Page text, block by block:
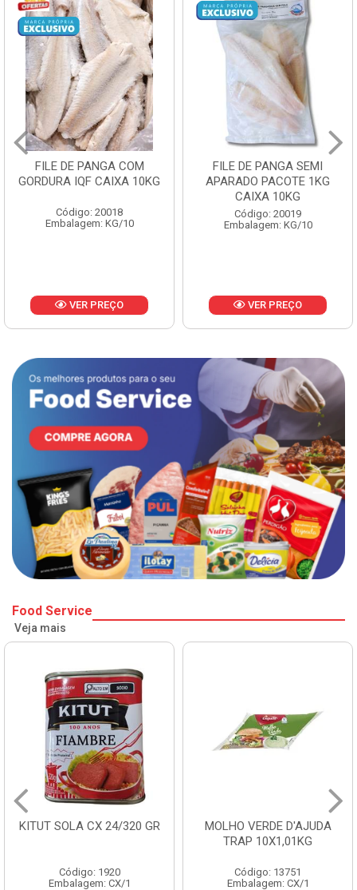
FILE DE PANGA SEMI
APARADO PACOTE 1KG
Código: 20019
Embalagem: KG/10
VER PREÇO
POLACA DESFIADA
PESCAMARES PCT5KG
CX10KG
Código: 20161
Embalagem: KG/10
VER PREÇO
Food Service
Veja mais
CX 24/320 GR
Código: 1920
CX/1
MOLHO VERDE D'AJUDA
TRAP 10X1,01KG
Código: 13751
Embalagem: CX/1